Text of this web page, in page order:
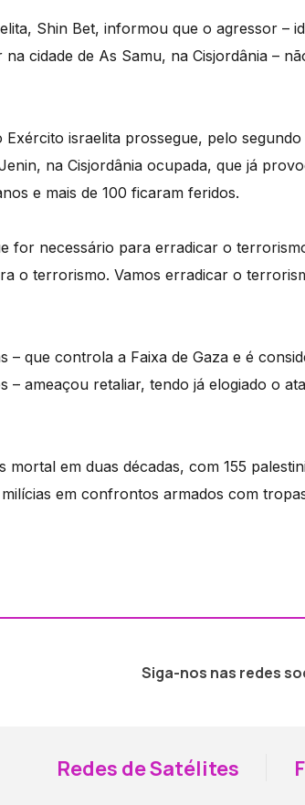
Shin Bet, informou que o agressor –
cidade de As Samu, na Cisjordânia –
israelita prossegue, pelo
na Cisjordânia ocupada, que já
e mais de 100 ficaram feridos.
for necessário para erradicar o
o terrorismo. Vamos erradicar o
– que controla a Faixa de Gaza e é
– ameaçou retaliar, tendo já elogiado o
mortal em duas décadas, com 155
em confrontos armados com
Siga-nos nas redes
Redes de Satélites